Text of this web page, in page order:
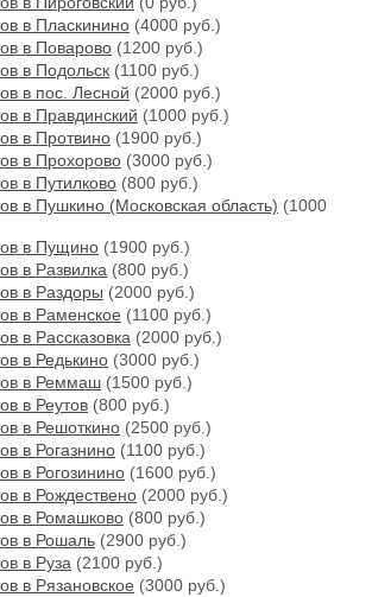
в Пласкинино (4000 руб.)
в Поварово (1200 руб.)
в Подольск (1100 руб.)
в пос. Лесной (2000 руб.)
в Правдинский (1000 руб.)
в Протвино (1900 руб.)
в Прохорово (3000 руб.)
в Путилково (800 руб.)
в Пушкино (Московская область) (1000
в Пущино (1900 руб.)
в Развилка (800 руб.)
в Раздоры (2000 руб.)
в Раменское (1100 руб.)
в Рассказовка (2000 руб.)
в Редькино (3000 руб.)
в Реммаш (1500 руб.)
в Реутов (800 руб.)
в Решоткино (2500 руб.)
в Рогазнино (1100 руб.)
в Рогозинино (1600 руб.)
в Рождествено (2000 руб.)
в Ромашково (800 руб.)
в Рошаль (2900 руб.)
в Руза (2100 руб.)
в Рязановское (3000 руб.)